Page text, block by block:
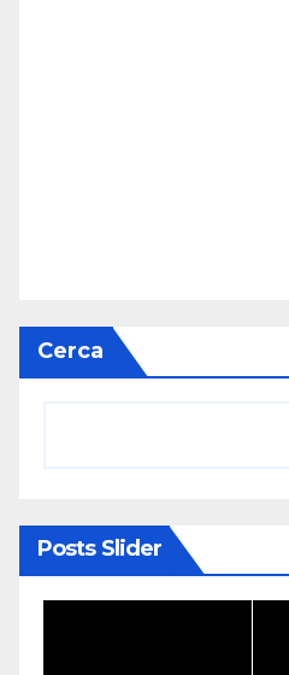
Cerca
Posts Slider